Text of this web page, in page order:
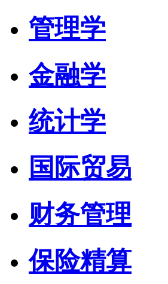
管理学
金融学
统计学
国际贸易
财务管理
保险精算